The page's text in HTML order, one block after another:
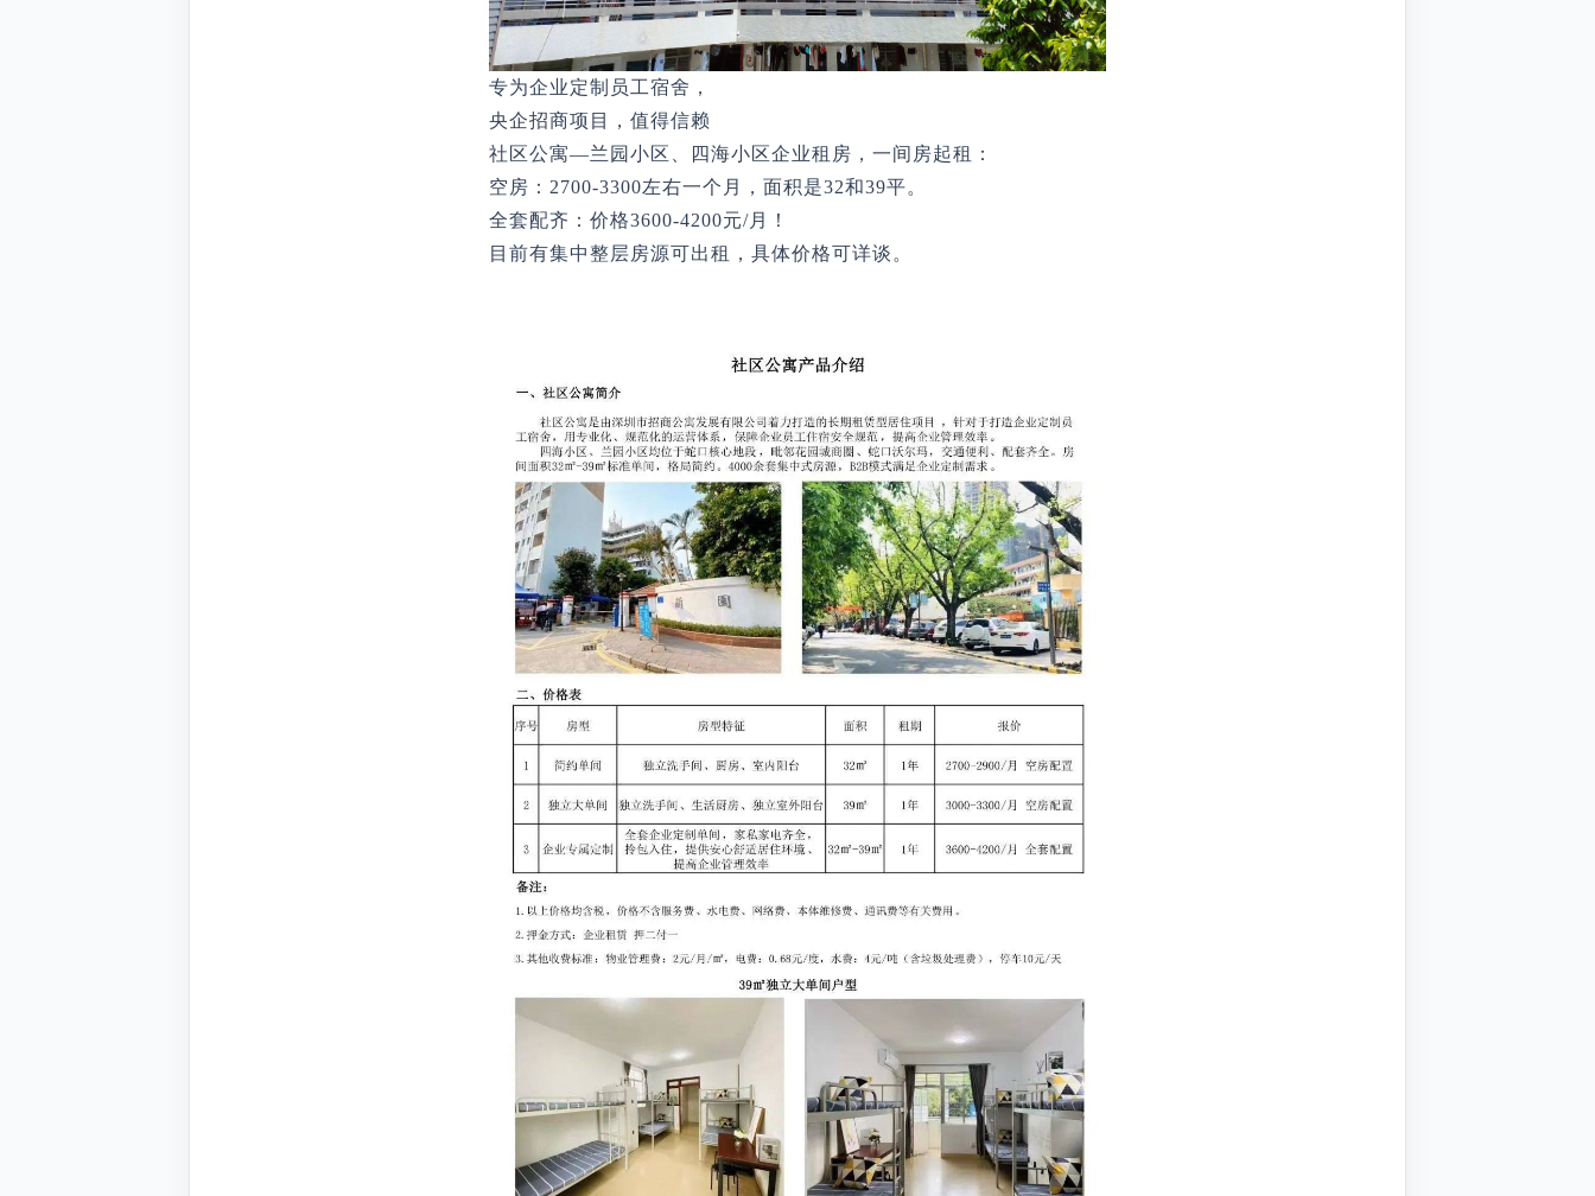
专为企业定制员工宿舍，
央企招商项目，值得信赖
社区公寓—兰园小区、四海小区企业租房，一间房起租：
空房：2700-3300左右一个月，面积是32和39平。
全套配齐：价格3600-4200元/月！
目前有集中整层房源可出租，具体价格可详谈。